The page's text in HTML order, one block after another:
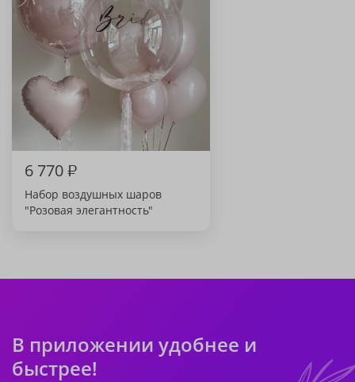
6 770₽
Набор воздушных шаров
"Розовая элегантность"
В приложении удобнее и
быстрее!